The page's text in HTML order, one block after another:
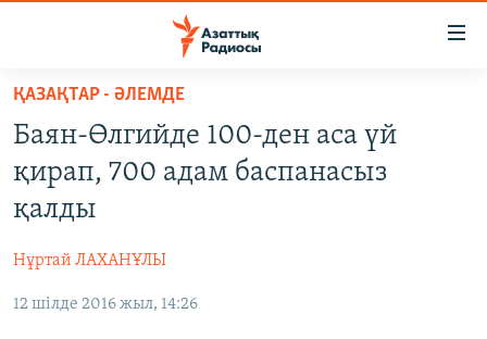
Skip
main
content
to
main
Navigation
Skip
AZATTYQTV
АДАМ ҚҰҚЫҚТАРЫ
ӘЛЕУМЕТ
ҚАЗАҚТАР - ӘЛЕМДЕ
Баян-Өлгийде 100-ден аса үй
қирап, 700 адам баспанасыз
қалды
Нұртай ЛАХАНҰЛЫ
12 шілде 2016 жыл, 14:26